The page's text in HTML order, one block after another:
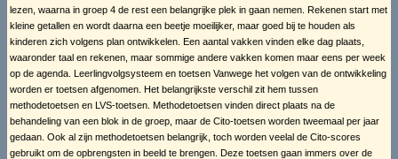
lezen, waarna in groep 4 de rest een belangrijke plek in gaan nemen. Rekenen start met
kleine getallen en wordt daarna een beetje moeilijker, maar goed bij te houden als
kinderen zich volgens plan ontwikkelen. Een aantal vakken vinden elke dag plaats,
waaronder taal en rekenen, maar sommige andere vakken komen maar eens per week
op de agenda. Leerlingvolgsysteem en toetsen Vanwege het volgen van de ontwikkeling
worden er toetsen afgenomen. Het belangrijkste verschil zit hem tussen
methodetoetsen en LVS-toetsen. Methodetoetsen vinden direct plaats na de
behandeling van een blok in de groep, maar de Cito-toetsen worden tweemaal per jaar
gedaan. Ook al zijn methodetoetsen belangrijk, toch worden veelal de Cito-scores
gebruikt om de opbrengsten in beeld te brengen. Deze toetsen gaan immers over de